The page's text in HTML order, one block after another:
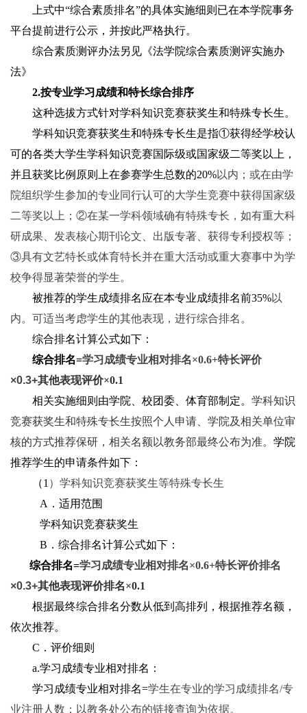
上式中“综合素质排名”的具体实施细则已在本学院事务
平台提前进行公示，并按此严格执行。
综合素质测评办法另见《法学院综合素质测评实施办
法》
2.按专业学习成绩和特长综合排序
这种选拔方式针对学科知识竞赛获奖生和特殊专长生。
学科知识竞赛获奖生和特殊专长生是指①获得经学校认
可的各类大学生学科知识竞赛国际级或国家级二等奖以上，
并且获奖比例原则上在参赛学生总数的20%以内；或在由学
院组织学生参加的专业同行认可的大学生竞赛中获得国家级
二等奖以上；②在某一学科领域确有特殊专长，如有重大科
研成果、发表核心期刊论文、出版专著、获得专利授权等；
③具有文艺特长或体育特长并在重大活动或重大赛事中为学
校争得显著荣誉的学生。
被推荐的学生成绩排名应在本专业成绩排名前35%以
内。可适当考虑学生的其他表现，进行综合排名。
综合排名计算公式如下：
综合排名=学习成绩专业相对排名×0.6+特长评价
×0.3+其他表现评价×0.1
相关实施细则由学院、校团委、体育部制定。 学科知识
竞赛获奖生和特殊专长生按照个人申请、学院及相关单位审
核的方式推荐保研，相关名额以教务部最终公布为准。 学院
推荐学生的申请条件如下：
（1 ）学科知识竞赛获奖生等特殊专长生
A．适用范围
学科知识竞赛获奖生
B．综合排名计算公式如下：
综合排名=学习成绩专业相对排名×0.6+特长评价排名
×0.3+其他表现评价排名×0.1
根据最终综合排名分数从低到高排列，根据推荐名额，
依次推荐。
C．评价细则
a.学习成绩专业相对排名：
学习成绩专业相对排名=学生在专业的学习成绩排名/专
业注册人数；以教务处公布的链接查询为依据。